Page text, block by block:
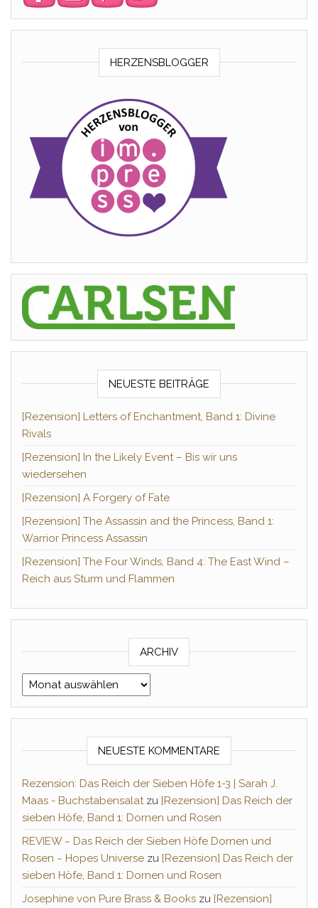
HERZENSBLOGGER
NEUESTE BEITRÄGE
[Rezension] Letters of Enchantment, Band 1: Divine
Rivals
[Rezension] In the Likely Event – Bis wir uns
wiedersehen
[Rezension] A Forgery of Fate
[Rezension] The Assassin and the Princess, Band 1:
Warrior Princess Assassin
[Rezension] The Four Winds, Band 4: The East Wind –
Reich aus Sturm und Flammen
ARCHIV
Archiv
NEUESTE KOMMENTARE
Rezension: Das Reich der Sieben Höfe 1-3 | Sarah J.
Maas - Buchstabensalatzu [Rezension] Das Reich der
sieben Höfe, Band 1: Dornen und Rosen
REVIEW ~ Das Reich der Sieben Höfe Dornen und
Rosen ~ Hopes Universe zu [Rezension] Das Reich der
sieben Höfe, Band 1: Dornen und Rosen
Josephine von Pure Brass & Books zu [Rezension]